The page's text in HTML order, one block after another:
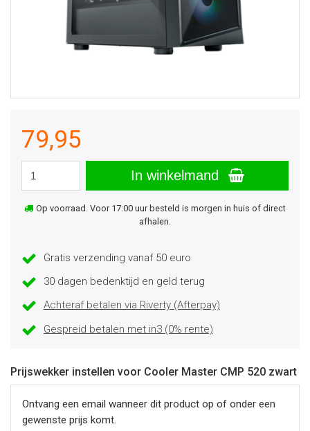
79,95
In winkelmand
Op voorraad. Voor 17:00 uur besteld is morgen in huis of direct
afhalen.
Gratis verzending vanaf 50 euro
30 dagen bedenktijd en geld terug
Achteraf betalen via Riverty (Afterpay)
Gespreid betalen met in3 (0% rente)
Prijswekker instellen voor Cooler Master CMP 520 zwart
Ontvang een email wanneer dit product op of onder een
gewenste prijs komt.